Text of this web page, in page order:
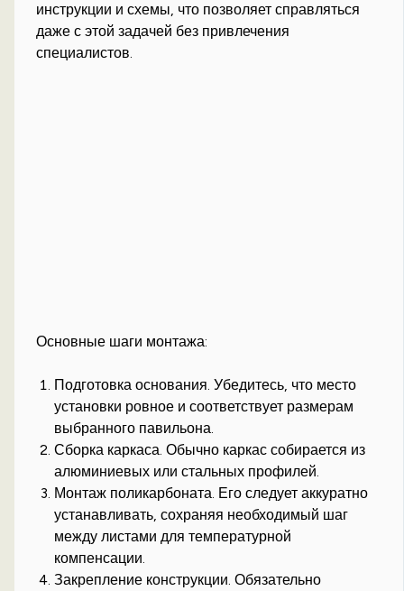
инструкции и схемы, что позволяет справляться
даже с этой задачей без привлечения
специалистов.
Основные шаги монтажа:
Подготовка основания. Убедитесь, что место
установки ровное и соответствует размерам
выбранного павильона.
Сборка каркаса. Обычно каркас собирается из
алюминиевых или стальных профилей.
Монтаж поликарбоната. Его следует аккуратно
устанавливать, сохраняя необходимый шаг
между листами для температурной
компенсации.
Закрепление конструкции. Обязательно